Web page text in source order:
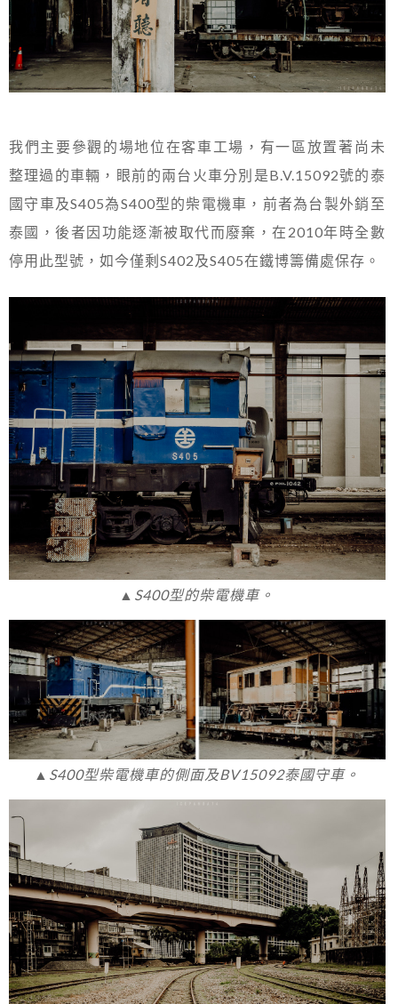
我們主要參觀的場地位在客車工場，有一區放置著尚未
整理過的車輛，眼前的兩台火車分別是B.V.15092號的泰
國守車及S405為S400型的柴電機車，前者為台製外銷至
泰國，後者因功能逐漸被取代而廢棄，在2010年時全數
停用此型號，如今僅剩S402及S405在鐵博籌備處保存。
▲S400型的柴電機車。
▲S400型柴電機車的側面及BV15092泰國守車。